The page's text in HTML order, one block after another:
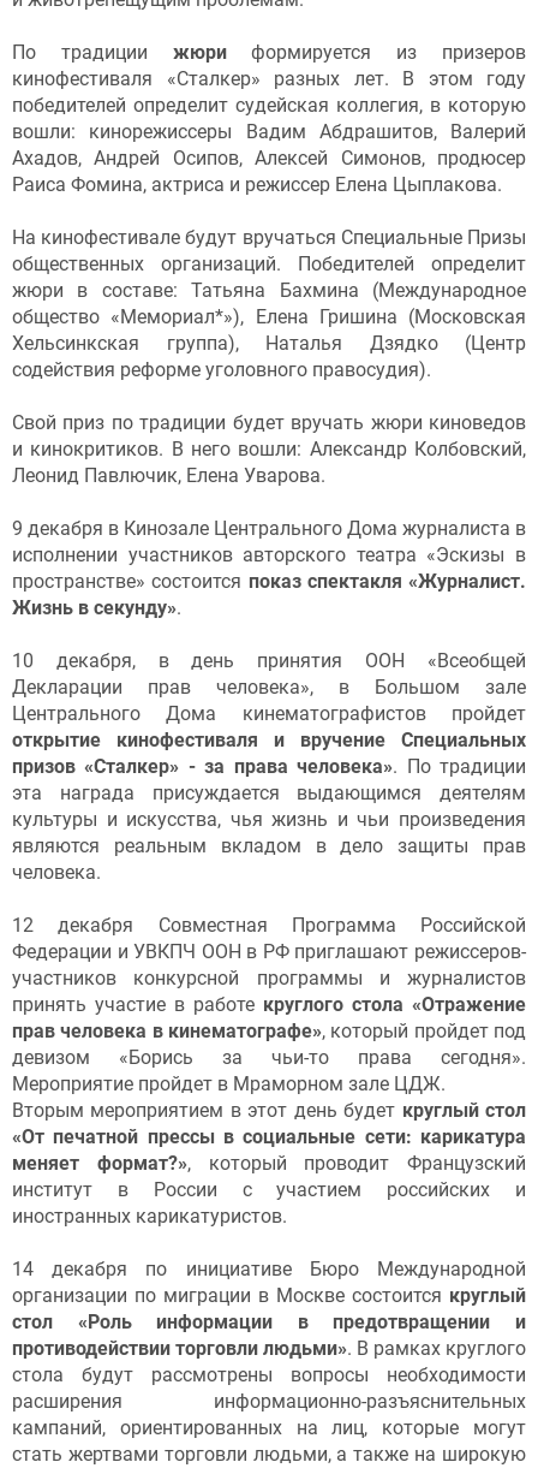
По традиции жюриформируется из призеров
кинофестиваля «Сталкер» разных лет. В этом году
победителей определит судейская коллегия, в которую
вошли: кинорежиссеры Вадим Абдрашитов, Валерий
Ахадов, Андрей Осипов, Алексей Симонов, продюсер
Раиса Фомина, актриса и режиссер Елена Цыплакова.
На кинофестивале будут вручаться Специальные Призы
общественных организаций. Победителей определит
жюри в составе: Татьяна Бахмина (Международное
общество «Мемориал*»), Елена Гришина (Московская
Хельсинкская группа), Наталья Дзядко (Центр
содействия реформе уголовного правосудия).
Свой приз по традиции будет вручать жюри киноведов
и кинокритиков. В него вошли: Александр Колбовский,
Леонид Павлючик, Елена Уварова.
9 декабря в Кинозале Центрального Дома журналиста в
исполнении участников авторского театра «Эскизы в
пространстве» состоится показ спектакля «Журналист.
Жизнь в секунду».
10 декабря, в день принятия ООН «Всеобщей
Декларации прав человека», в Большом зале
Центрального Дома кинематографистов пройдет
открытие кинофестиваля и вручение Специальных
призов «Сталкер» - за права человека». По традиции
эта награда присуждается выдающимся деятелям
культуры и искусства, чья жизнь и чьи произведения
являются реальным вкладом в дело защиты прав
человека.
12 декабря Совместная Программа Российской
Федерации и УВКПЧ ООН в РФ приглашают режиссеров-
участников конкурсной программы и журналистов
принять участие в работе круглого стола «Отражение
прав человека в кинематографе», который пройдет под
девизом «Борись за чьи-то права сегодня».
Мероприятие пройдет в Мраморном зале ЦДЖ.
Вторым мероприятием в этот день будет круглый стол
«От печатной прессы в социальные сети: карикатура
меняет формат?», который проводит Французский
институт в России c участием российских и
иностранных карикатуристов.
14 декабря по инициативе Бюро Международной
организации по миграции в Москве состоится круглый
стол «Роль информации в предотвращении и
противодействии торговли людьми». В рамках круглого
стола будут рассмотрены вопросы необходимости
расширения информационно-разъяснительных
кампаний, ориентированных на лиц, которые могут
стать жертвами торговли людьми, а также на широкую